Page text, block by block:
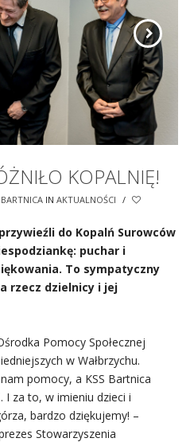
KOPALNIĘ!
BARTNICA IN AKTUALNOŚCI /
do Kopalń Surowców
puchar i
To sympatyczny
rzecz dzielnicy i jej
Pomocy Społecznej
w Wałbrzychu.
pomocy, a KSS Bartnica
I za to, w imieniu dzieci i
bardzo dziękujemy! –
Stowarzyszenia